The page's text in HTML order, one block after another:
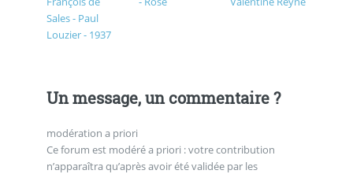
Un message, un commentaire ?
modération a priori
Ce forum est modéré a priori : votre contribution
n’apparaîtra qu’après avoir été validée par les